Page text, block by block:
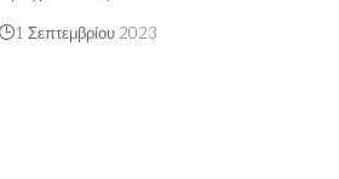
1 Σεπτεμβρίου 2023